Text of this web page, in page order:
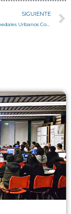
SIGUIENTE
Valparaíso, Humedales Urbanos Costeros – Columna Pedro Serrano